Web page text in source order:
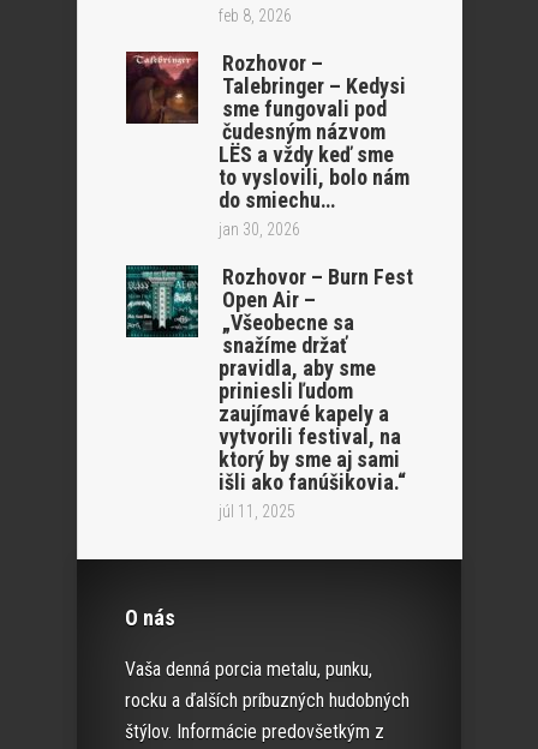
feb 8, 2026
Rozhovor –
Talebringer – Kedysi
sme fungovali pod
čudesným názvom
LËS a vždy keď sme
to vyslovili, bolo nám
do smiechu…
jan 30, 2026
Rozhovor – Burn Fest
Open Air –
„Všeobecne sa
snažíme držať
pravidla, aby sme
priniesli ľudom
zaujímavé kapely a
vytvorili festival, na
ktorý by sme aj sami
išli ako fanúšikovia.“
júl 11, 2025
O nás
Vaša denná porcia metalu, punku,
rocku a ďalších príbuzných hudobných
štýlov. Informácie predovšetkým z